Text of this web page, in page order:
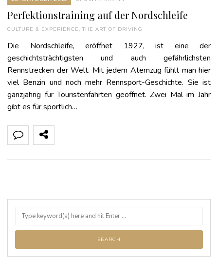
Perfektionstraining auf der Nordschleife
CULTURE & EXPERIENCE, THE ART OF DRIVING
Die Nordschleife, eröffnet 1927, ist eine der
geschichtsträchtigsten und auch gefährlichsten
Rennstrecken der Welt. Mit jedem Atemzug fühlt man hier
viel Benzin und noch mehr Rennsport-Geschichte. Sie ist
ganzjährig für Touristenfahrten geöffnet. Zwei Mal im Jahr
gibt es für sportlich…